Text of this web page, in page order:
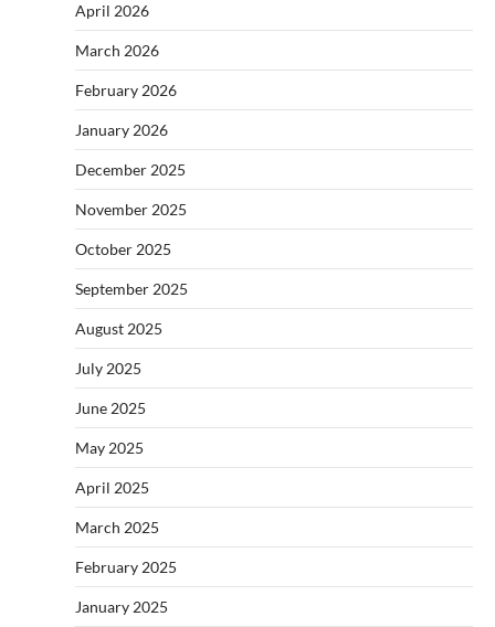
April 2026
March 2026
February 2026
January 2026
December 2025
November 2025
October 2025
September 2025
August 2025
July 2025
June 2025
May 2025
April 2025
March 2025
February 2025
January 2025